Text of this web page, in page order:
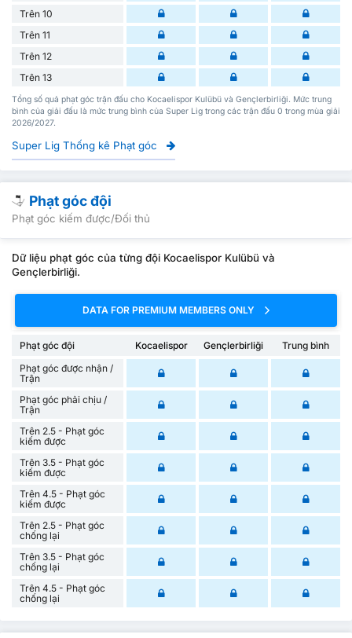
Trên 10
Trên 11
Trên 12
Trên 13
Tổng số quả phạt góc trận đấu cho Kocaelispor Kulübü và Gençlerbirliği. Mức trung
bình của giải đấu là mức trung bình của Super Lig trong các trận đấu 0 trong mùa giải
2026/2027.
Super Lig Thống kê Phạt góc
Phạt góc đội
Phạt góc kiếm được/Đối thủ
Dữ liệu phạt góc của từng đội Kocaelispor Kulübü và
Gençlerbirliği.
DATA FOR PREMIUM MEMBERS ONLY
Phạt góc đội Kocaelispor Gençlerbirliği
Trung bình
Phạt góc được nhận /
Trận
Phạt góc phải chịu /
Trận
Trên 2.5 - Phạt góc
kiếm được
Trên 3.5 - Phạt góc
kiếm được
Trên 4.5 - Phạt góc
kiếm được
Trên 2.5 - Phạt góc
chống lại
Trên 3.5 - Phạt góc
chống lại
Trên 4.5 - Phạt góc
chống lại